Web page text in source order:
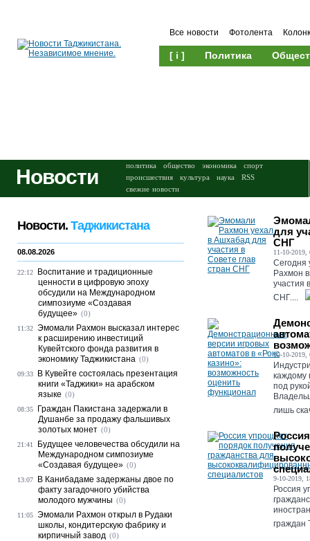
Все новости Фотолента
[ i ] Политика
Новости политика общество экономика
спорт
происшествия
культура наука
RSS
свежие новости
для
СНГ
11-10-2019,
Сегодня
Рахмон
участия
СНГ....
10-10-2019,
каждому
под
лишь
9-10-2019,
Россия
граждан
Новости. Таджикистана
08.08.2026
22:12
Воспитание и традиционные
ценности в цифровую эпоху
обсудили на Международном
симпозиуме «Создавая
будущее» (0)
11:32 Эмомали Рахмон высказал интерес
к расширению инвестиций
Кувейтского фонда развития в
экономику Таджикистана (0)
09:33
В Кувейте состоялась презентация
книги «Таджики» на арабском
языке (0)
08:35
Граждан Пакистана задержали в
Душанбе за продажу фальшивых
золотых монет (0)
21:41
Будущее человечества обсудили на
Международном симпозиуме
«Создавая будущее» (0)
13:07
В Канибадаме задержаны двое по
факту загадочного убийства
молодого мужчины (0)
11:05 Эмомали Рахмон открыл в Рудаки
школы, кондитерскую фабрику и
кирпичный завод (0)